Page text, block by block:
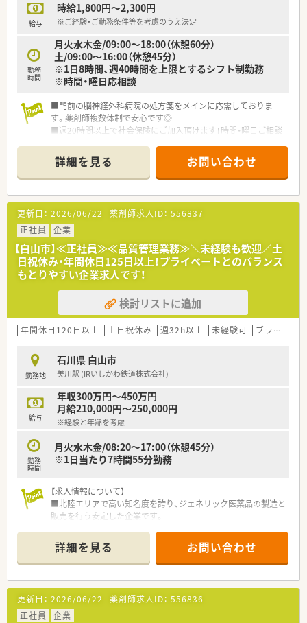
給与
時給1,800円～2,300円
※ご経験・ご勤務条件等を考慮のうえ決定
勤務
時間
月火水木金/09:00～18:00（休憩60分）
土/09:00～16:00（休憩45分）
※1日8時間、週40時間を上限とするシフト制勤務
※時間・曜日応相談
■門前の脳神経外科病院の処方箋をメインに応需しておりま
す。薬剤師複数体制で安心です◎
■週20時間以上で社会保険にご加入頂けます！時間・曜日ご相談
■育休・育短の取得が100%、且つ復帰率96%と高い実績がある
会社です。福利厚生面が充実している為にママさん薬剤師には
非常に働きやすい環境です。
■座り投薬カウンターを設け、患者様一人一人に寄り添った対応
を行っている会社です。一人当たりが担当する処方箋枚数も少
なく設定されておりますので、投薬にしっかりと時間をかけれる
環境です。
■在宅医療への取り組み・アロマやサプリメントを活用した予防
医療など、患者様に寄り添いながら多角的な面より健康サポート
を行っている会社です。
詳細を見る お問い合わせ
更新日： 2026/06/22 薬剤師求人ID： 556837
正社員
企業
【白山市】≪正社員≫≪品質管理業務≫＼未経験も歓迎／土
日祝休み・年間休日125日以上！プライベートとのバランス
もとりやすい企業求人です！
検討リストに追加
年間休日120日以上 土日祝休み 週32h以上 未経験可 ブランク可
勤務地
石川県 白山市
美川駅 (IRいしかわ鉄道株式会社)
給与
年収300万円～450万円
月給210,000円～250,000円
※経験と年齢を考慮
勤務
時間
月火水木金/08:20～17:00（休憩45分）
※1日当たり7時間55分勤務
【求人情報について】
■北陸エリアで高い知名度を誇り、ジェネリック医薬品の製造と
販売を行う安定した企業です。
員が在籍する規模の大きさです。
■年間休日は124日あり、残業もほとんど発生しないためプライ
ベートを大切にできます。
【募集背景と求める人物像について】
■組織の体制強化と事業拡大に伴う増員募集を行っており、意欲
的な方を歓迎しています。
詳細を見る お問い合わせ
更新日： 2026/06/22 薬剤師求人ID： 556836
正社員
企業